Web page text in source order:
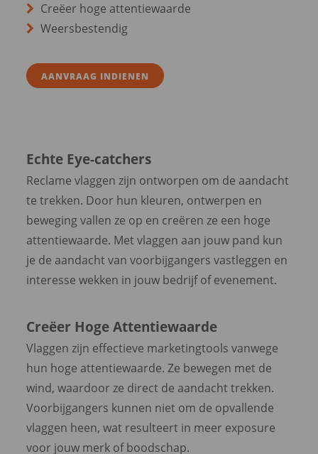
Creëer hoge attentiewaarde
Weersbestendig
AANVRAAG INDIENEN
Echte Eye-catchers
Reclame vlaggen zijn ontworpen om de aandacht
te trekken. Door hun kleuren, ontwerpen en
beweging vallen ze op en creëren ze een hoge
attentiewaarde. Met vlaggen aan jouw pand kun
je de aandacht van voorbijgangers vastleggen en
interesse wekken in jouw bedrijf of evenement.
Creëer Hoge Attentiewaarde
Vlaggen zijn effectieve marketingtools vanwege
hun hoge attentiewaarde. Ze bewegen met de
wind, waardoor ze direct de aandacht trekken.
Voorbijgangers kunnen niet om de opvallende
vlaggen heen, wat resulteert in meer exposure
voor jouw merk of boodschap.